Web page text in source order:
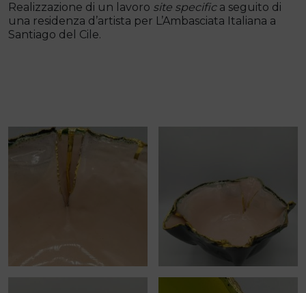
Realizzazione di un lavoro site specific a seguito di
una residenza d’artista per L’Ambasciata Italiana a
Santiago del Cile.